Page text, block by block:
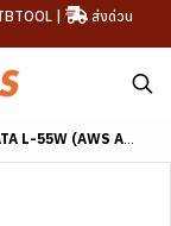
|
ส่งด่วน
(AWS A5.1 E7016)